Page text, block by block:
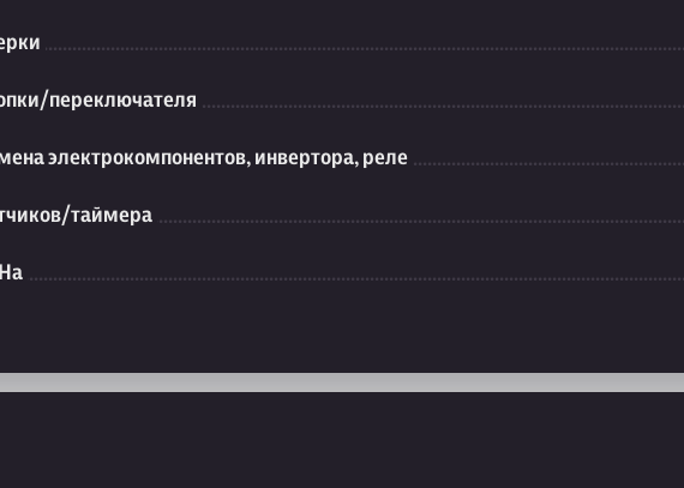
переключателя
электрокомпонентов, инвертора, реле
таймера